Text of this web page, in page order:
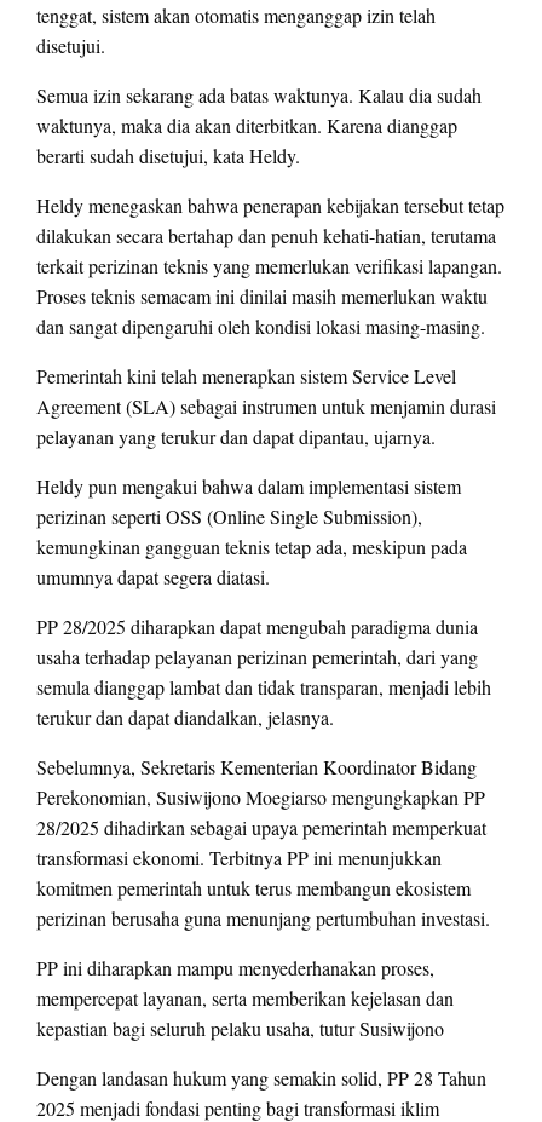
tenggat, sistem akan otomatis menganggap izin telah
disetujui.
Semua izin sekarang ada batas waktunya. Kalau dia sudah
waktunya, maka dia akan diterbitkan. Karena dianggap
berarti sudah disetujui, kata Heldy.
Heldy menegaskan bahwa penerapan kebijakan tersebut tetap
dilakukan secara bertahap dan penuh kehati-hatian, terutama
terkait perizinan teknis yang memerlukan verifikasi lapangan.
Proses teknis semacam ini dinilai masih memerlukan waktu
dan sangat dipengaruhi oleh kondisi lokasi masing-masing.
Pemerintah kini telah menerapkan sistem Service Level
Agreement (SLA) sebagai instrumen untuk menjamin durasi
pelayanan yang terukur dan dapat dipantau, ujarnya.
Heldy pun mengakui bahwa dalam implementasi sistem
perizinan seperti OSS (Online Single Submission),
kemungkinan gangguan teknis tetap ada, meskipun pada
umumnya dapat segera diatasi.
PP 28/2025 diharapkan dapat mengubah paradigma dunia
usaha terhadap pelayanan perizinan pemerintah, dari yang
semula dianggap lambat dan tidak transparan, menjadi lebih
terukur dan dapat diandalkan, jelasnya.
Sebelumnya, Sekretaris Kementerian Koordinator Bidang
Perekonomian, Susiwijono Moegiarso mengungkapkan PP
28/2025 dihadirkan sebagai upaya pemerintah memperkuat
transformasi ekonomi. Terbitnya PP ini menunjukkan
komitmen pemerintah untuk terus membangun ekosistem
perizinan berusaha guna menunjang pertumbuhan investasi.
PP ini diharapkan mampu menyederhanakan proses,
mempercepat layanan, serta memberikan kejelasan dan
kepastian bagi seluruh pelaku usaha, tutur Susiwijono
Dengan landasan hukum yang semakin solid, PP 28 Tahun
2025 menjadi fondasi penting bagi transformasi iklim